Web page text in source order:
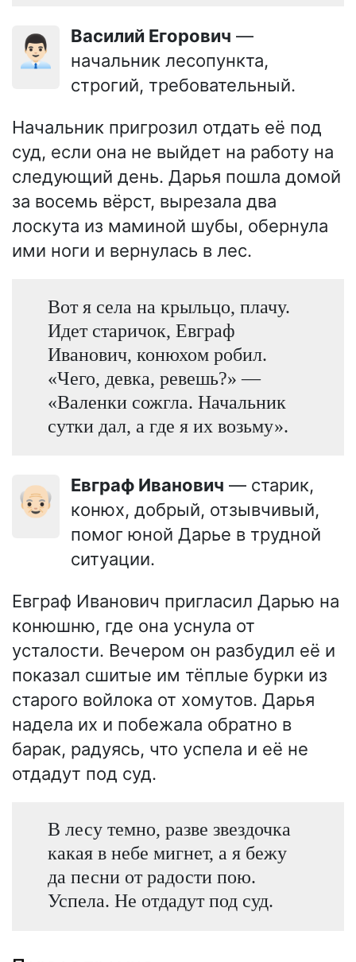
👨🏻‍💼 Василий Егорович —
начальник лесопункта,
строгий, требовательный.
Начальник пригрозил отдать её под
суд, если она не выйдет на работу на
следующий день. Дарья пошла домой
за восемь вёрст, вырезала два
лоскута из маминой шубы, обернула
ими ноги и вернулась в лес.
Вот я села на крыльцо, плачу.
Идет старичок, Евграф
Иванович, конюхом робил.
«Чего, девка, ревешь?» —
«Валенки сожгла. Начальник
сутки дал, а где я их возьму».
👴🏻 Евграф Иванович — старик,
конюх, добрый, отзывчивый,
помог юной Дарье в трудной
ситуации.
Евграф Иванович пригласил Дарью на
конюшню, где она уснула от
усталости. Вечером он разбудил её и
показал сшитые им тёплые бурки из
старого войлока от хомутов. Дарья
надела их и побежала обратно в
барак, радуясь, что успела и её не
отдадут под суд.
В лесу темно, разве звездочка
какая в небе мигнет, а я бежу
да песни от радости пою.
Успела. Не отдадут под суд.